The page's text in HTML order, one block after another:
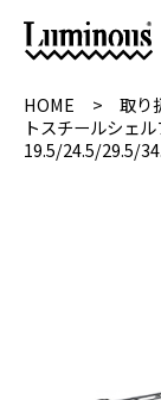
HOME 取り
トスチールシェ
19.5/24.5/29.5/